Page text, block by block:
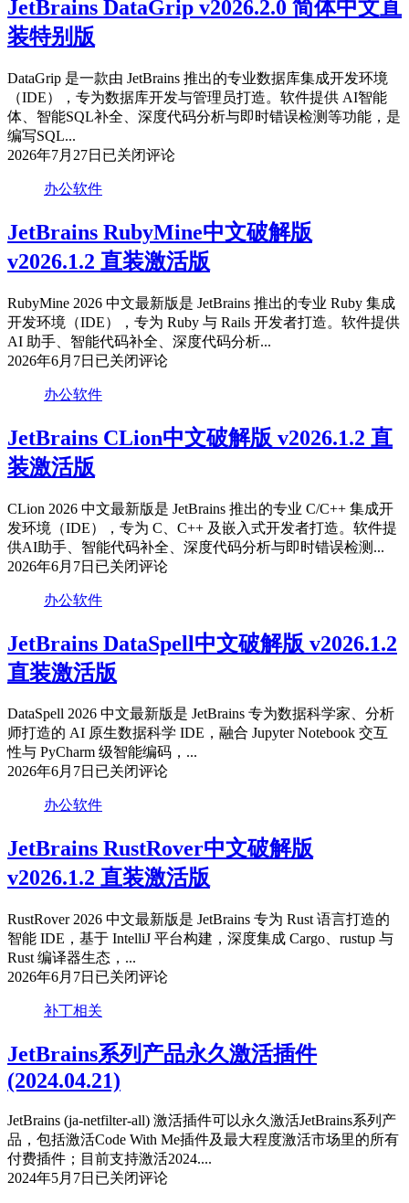
中
装
特
别
JetBrains DataGrip v2026.2.0 简体中文直
装特别版
DataGrip 是一款由 JetBrains 推出的专业数据库集成开发环境
（IDE），专为数据库开发与管理员打造。软件提供 AI智能
体、智能SQL补全、深度代码分析与即时错误检测等功能，是
编写SQL...
2026年7月27日 JetBrains
v2026.2.0
体
中
文
装
特
别
版
已关闭评论
办公软件
JetBrains RubyMine中文破解版
v2026.1.2 直装激活版
RubyMine 2026 中文最新版是 JetBrains 推出的专业 Ruby 集成
开发环境（IDE），专为 Ruby 与 Rails 开发者打造。软件提供
AI 助手、智能代码补全、深度代码分析...
2026年6月7日 JetBrains
中
破
解
直
装
激
活
已关闭评论
办公软件
JetBrains CLion中文破解版 v2026.1.2 直
装激活版
CLion 2026 中文最新版是 JetBrains 推出的专业 C/C++ 集成开
发环境（IDE），专为 C、C++ 及嵌入式开发者打造。软件提
供AI助手、智能代码补全、深度代码分析与即时错误检测...
2026年6月7日 JetBrains
中
破
解
版
直
装
激
活
已关闭评论
办公软件
JetBrains DataSpell中文破解版 v2026.1.2
直装激活版
DataSpell 2026 中文最新版是 JetBrains 专为数据科学家、分析
师打造的 AI 原生数据科学 IDE，融合 Jupyter Notebook 交互
性与 PyCharm 级智能编码，...
2026年6月7日 JetBrains
中
破
解
版
直
装
激
活
已关闭评论
办公软件
JetBrains RustRover中文破解版
v2026.1.2 直装激活版
RustRover 2026 中文最新版是 JetBrains 专为 Rust 语言打造的
智能 IDE，基于 IntelliJ 平台构建，深度集成 Cargo、rustup 与
Rust 编译器生态，...
2026年6月7日 JetBrains
中
破
解
版
直
装
激
活
已关闭评论
补丁相关
JetBrains系列产品永久激活插件
(2024.04.21)
JetBrains (ja-netfilter-all) 激活插件可以永久激活JetBrains系列产
品，包括激活Code With Me插件及最大程度激活市场里的所有
付费插件；目前支持激活2024....
2024年5月7日 JetBrains
已关闭评论